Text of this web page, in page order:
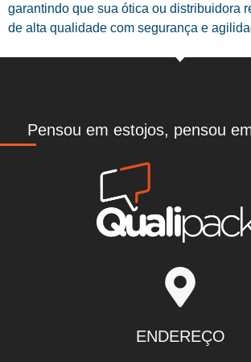
garantindo que sua ótica ou distribuidora
de alta qualidade com segurança e
Pensou em estojos, pensou
ENDEREÇO